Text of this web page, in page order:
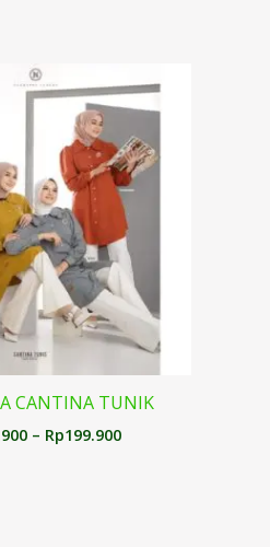
CANTINA TUNIK
– Rp199.900
harga:
Rp195.900
hingga
Rp199.900